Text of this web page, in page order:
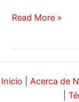
Read More »
Inicio Acerca de